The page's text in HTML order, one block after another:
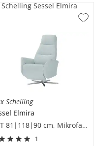
Schelling
Elmira
BHT 81|118|90 cm, Mikrofaser
1
Schelling Sessel Elmira